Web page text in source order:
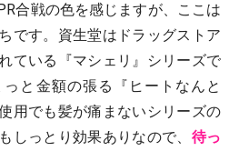
合戦の色を感じますが、ここは
です。資生堂はドラッグストア
ている『マシェリ』シリーズで
と金額の張る『ヒートなんと
用でも髪が痛まないシリーズの
しっとり効果ありなので、 待っ